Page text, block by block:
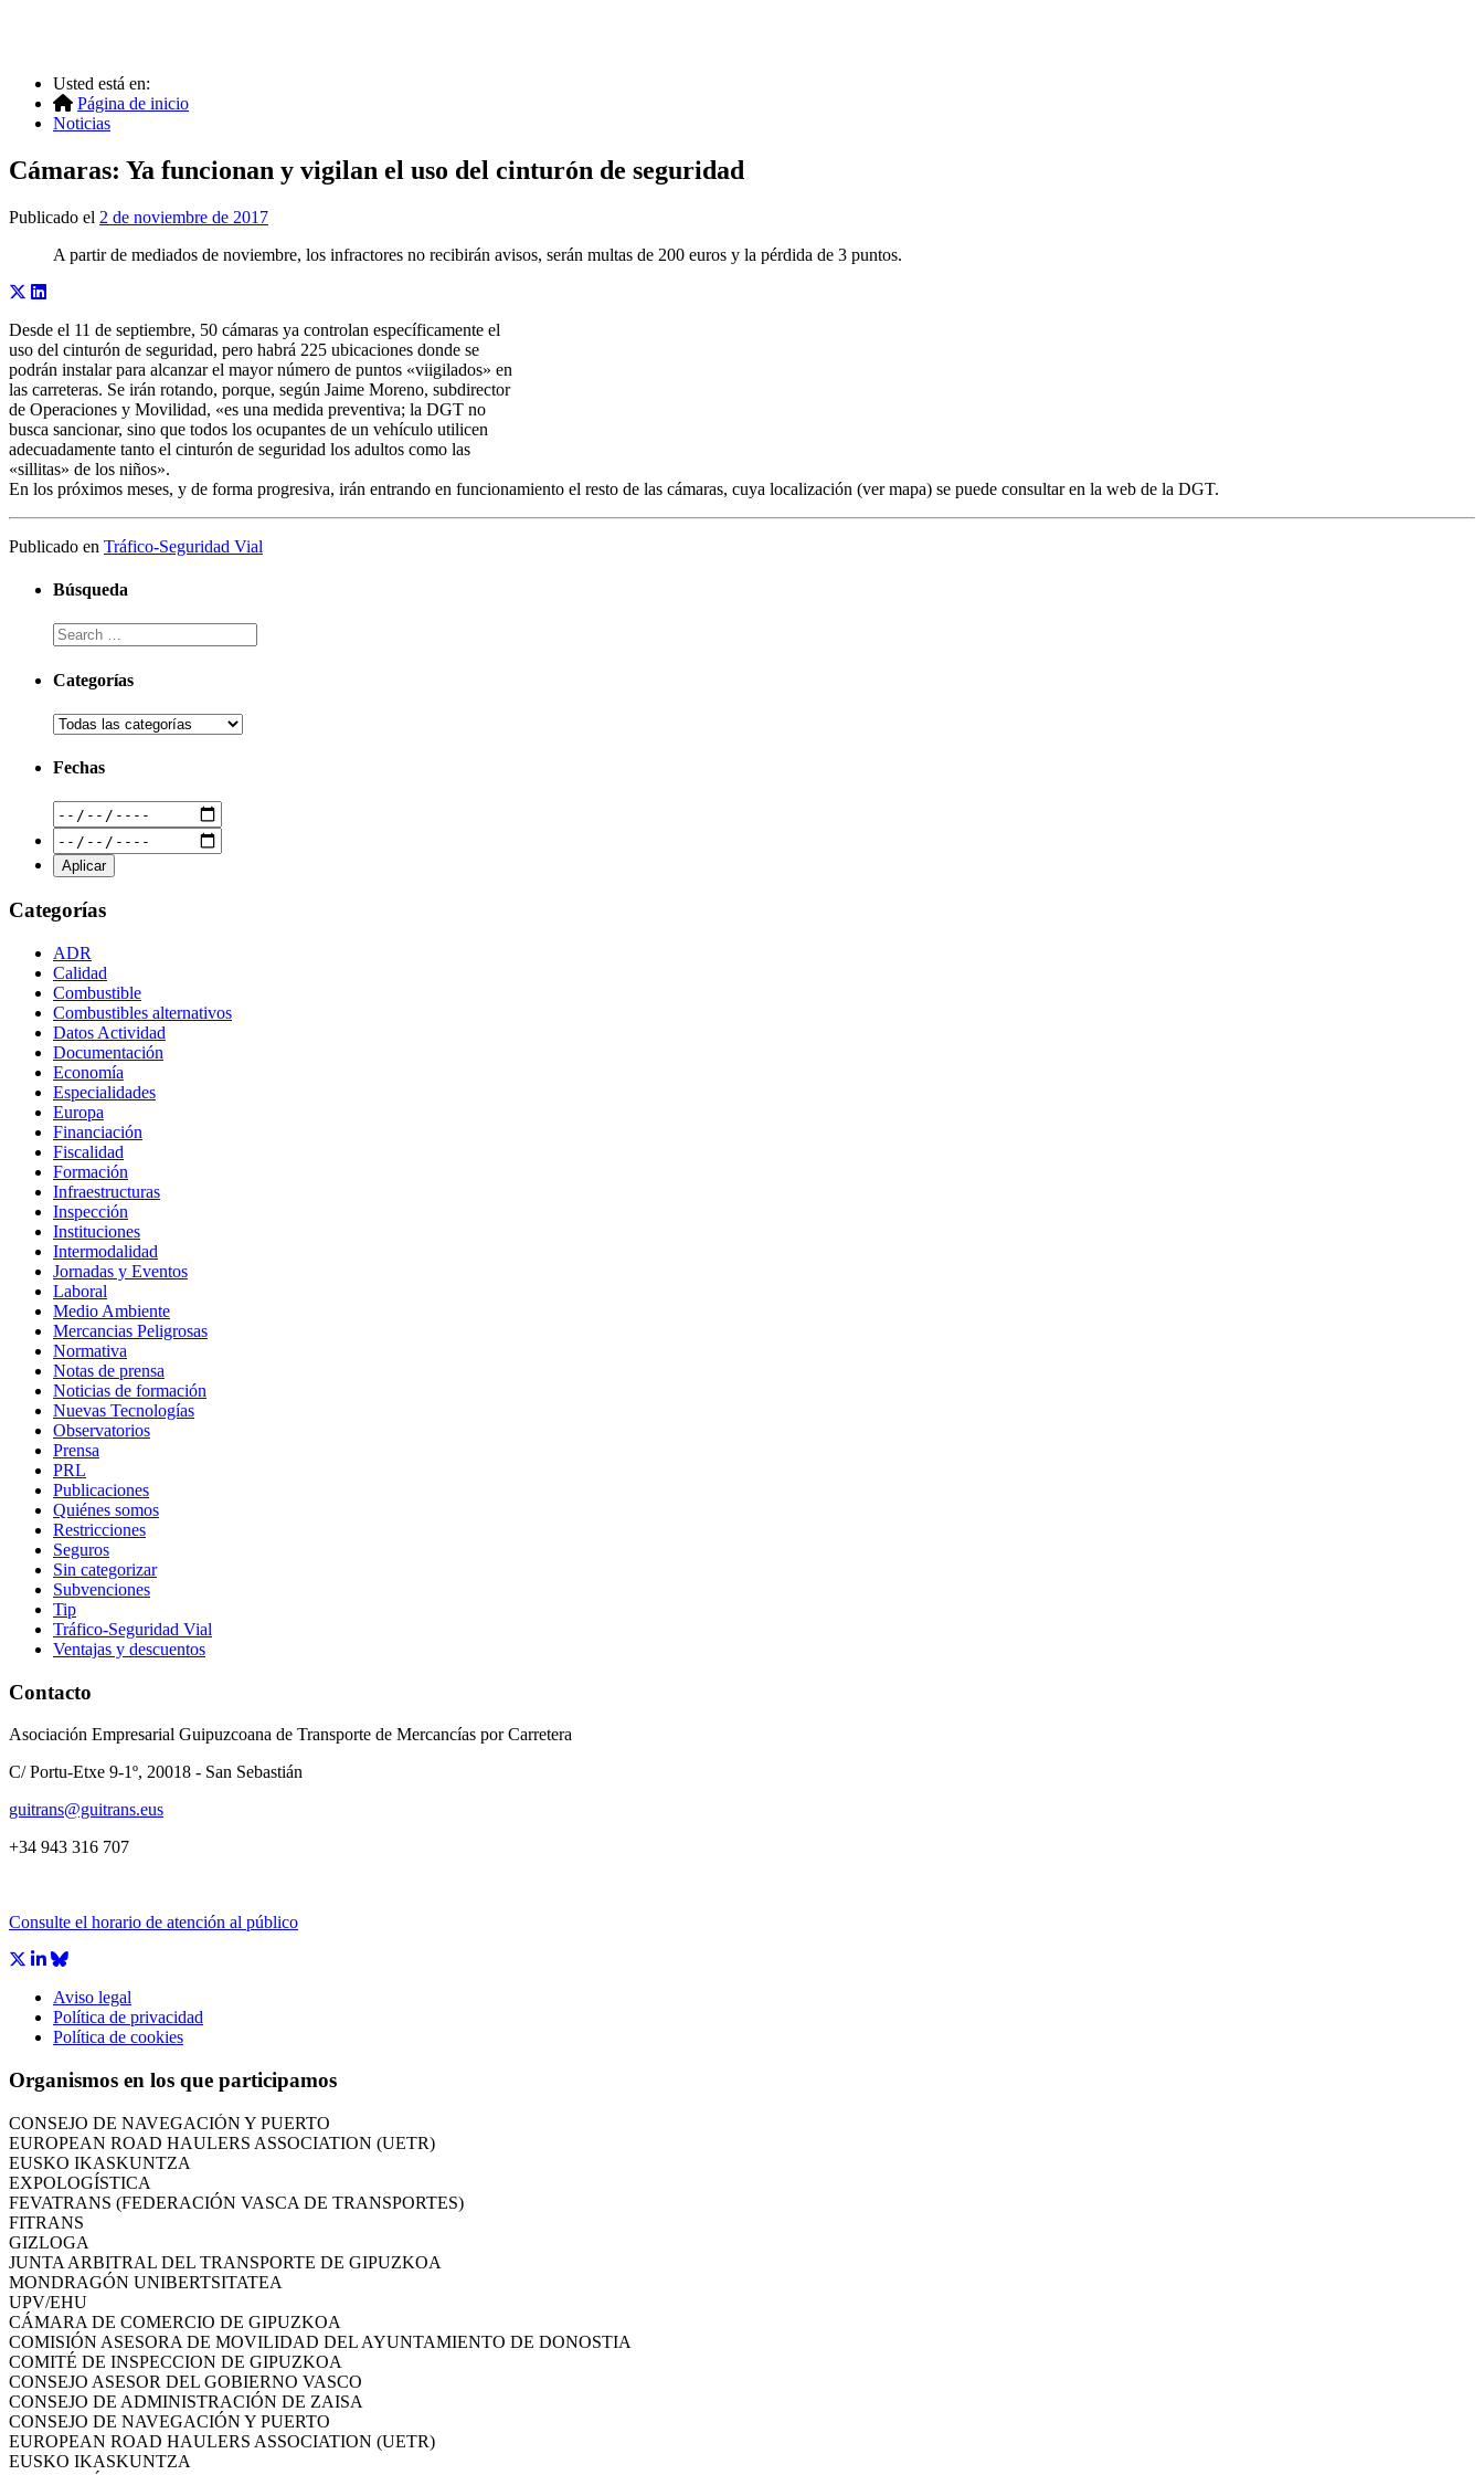
Usted está en:
Página de inicio
Noticias
Cámaras: Ya funcionan y vigilan el uso del cinturón de seguridad
Publicado el 2 de noviembre de 2017
A partir de mediados de noviembre, los infractores no recibirán avisos, serán multas de 200 euros y la pérdida de 3 puntos.
Desde el 11 de septiembre, 50 cámaras ya controlan específicamente el
uso del cinturón de seguridad, pero habrá 225 ubicaciones donde se
podrán instalar para alcanzar el mayor número de puntos «viigilados» en
las carreteras. Se irán rotando, porque, según Jaime Moreno, subdirector
de Operaciones y Movilidad, «es una medida preventiva; la DGT no
busca sancionar, sino que todos los ocupantes de un vehículo utilicen
adecuadamente tanto el cinturón de seguridad los adultos como las
«sillitas» de los niños».
En los próximos meses, y de forma progresiva, irán entrando en funcionamiento el resto de las cámaras, cuya localización (ver mapa) se puede consultar en la web de la DGT.
Publicado en Tráfico-Seguridad Vial
Búsqueda
Categorías
Fechas
Categorías
ADR
Calidad
Combustible
Combustibles alternativos
Datos Actividad
Documentación
Economía
Especialidades
Europa
Financiación
Fiscalidad
Formación
Infraestructuras
Inspección
Instituciones
Intermodalidad
Jornadas y Eventos
Laboral
Medio Ambiente
Mercancias Peligrosas
Normativa
Notas de prensa
Noticias de formación
Nuevas Tecnologías
Observatorios
Prensa
PRL
Publicaciones
Quiénes somos
Restricciones
Seguros
Sin categorizar
Subvenciones
Tip
Tráfico-Seguridad Vial
Ventajas y descuentos
Contacto
Asociación Empresarial Guipuzcoana de Transporte de Mercancías por Carretera
C/ Portu-Etxe 9-1º, 20018 - San Sebastián
guitrans@guitrans.eus
+34 943 316 707
Consulte el horario de atención al público
Aviso legal
Política de privacidad
Política de cookies
Organismos en los que participamos
CÁMARA DE COMERCIO DE GIPUZKOA
COMISIÓN ASESORA DE MOVILIDAD DEL AYUNTAMIENTO DE DONOSTIA
CONSEJO ASESOR DEL GOBIERNO VASCO
CONSEJO DE ADMINISTRACIÓN DE ZAISA
CONSEJO DE NAVEGACIÓN Y PUERTO
EUROPEAN ROAD HAULERS ASSOCIATION (UETR)
EUSKO IKASKUNTZA
EXPOLOGÍSTICA
FEVATRANS (FEDERACIÓN VASCA DE TRANSPORTES)
FITRANS
GIZLOGA
JUNTA ARBITRAL DEL TRANSPORTE DE GIPUZKOA
MONDRAGÓN UNIBERTSITATEA
UPV/EHU
CÁMARA DE COMERCIO DE GIPUZKOA
COMISIÓN ASESORA DE MOVILIDAD DEL AYUNTAMIENTO DE DONOSTIA
COMITÉ DE INSPECCION DE GIPUZKOA
CONSEJO ASESOR DEL GOBIERNO VASCO
CONSEJO DE ADMINISTRACIÓN DE ZAISA
CONSEJO DE NAVEGACIÓN Y PUERTO
EUROPEAN ROAD HAULERS ASSOCIATION (UETR)
EUSKO IKASKUNTZA
EXPOLOGÍSTICA